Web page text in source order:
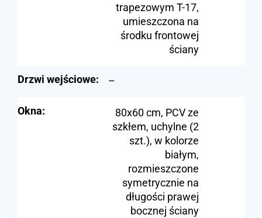
trapezowym T-17,
umieszczona na
środku frontowej
ściany
Drzwi wejściowe: –
Okna:
80x60 cm, PCV ze
szkłem, uchylne (2
szt.), w kolorze
białym,
rozmieszczone
symetrycznie na
długości prawej
bocznej ściany